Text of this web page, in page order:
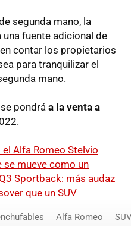
segunda mano, la
fuente adicional de
contar los propietarios
para tranquilizar el
mano.
pondrá a la venta a
Alfa Romeo Stelvio
se mueve como un
Sportback: más audaz
que un SUV
Alfa Romeo